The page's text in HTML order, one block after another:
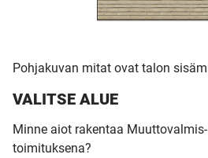
Pohjakuvan mitat ovat talon
VALITSE ALUE
Minne aiot rakentaa
toimituksena?